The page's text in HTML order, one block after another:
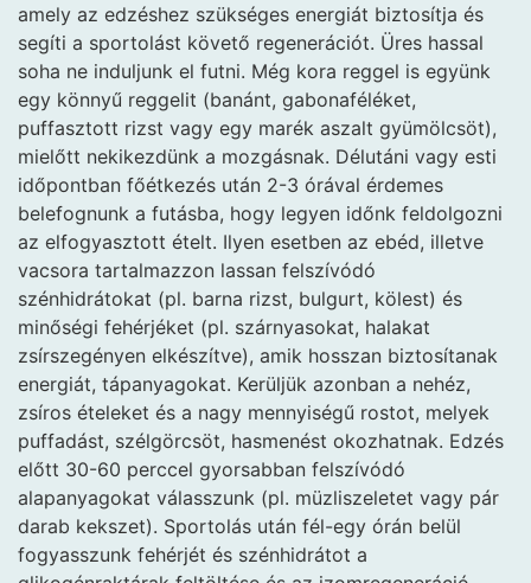
amely az edzéshez szükséges energiát biztosítja és
segíti a sportolást követő regenerációt. Üres hassal
soha ne induljunk el futni. Még kora reggel is együnk
egy könnyű reggelit (banánt, gabonaféléket,
puffasztott rizst vagy egy marék aszalt gyümölcsöt),
mielőtt nekikezdünk a mozgásnak. Délutáni vagy esti
időpontban főétkezés után 2-3 órával érdemes
belefognunk a futásba, hogy legyen időnk feldolgozni
az elfogyasztott ételt. Ilyen esetben az ebéd, illetve
vacsora tartalmazzon lassan felszívódó
szénhidrátokat (pl. barna rizst, bulgurt, kölest) és
minőségi fehérjéket (pl. szárnyasokat, halakat
zsírszegényen elkészítve), amik hosszan biztosítanak
energiát, tápanyagokat. Kerüljük azonban a nehéz,
zsíros ételeket és a nagy mennyiségű rostot, melyek
puffadást, szélgörcsöt, hasmenést okozhatnak. Edzés
előtt 30-60 perccel gyorsabban felszívódó
alapanyagokat válasszunk (pl. müzliszeletet vagy pár
darab kekszet). Sportolás után fél-egy órán belül
fogyasszunk fehérjét és szénhidrátot a